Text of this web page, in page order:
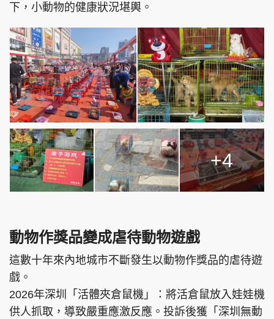
下，小動物的健康狀況堪輿。
+4
動物作獎品變成虐待動物遊戲
這數十年來內地城市不斷發生以動物作獎品的虐待遊
戲。
2026年深圳「活體夾倉鼠機」：將活倉鼠放入娃娃機
供人抓取，導致嚴重應激反應。投訴後獲「深圳無動